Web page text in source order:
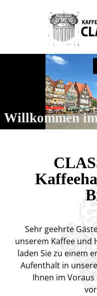
Willkommen
Sehr geehrte
unserem Kaffee und
laden Sie zu einem
Aufenthalt in
Ihnen im